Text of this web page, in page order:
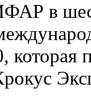
в
которая